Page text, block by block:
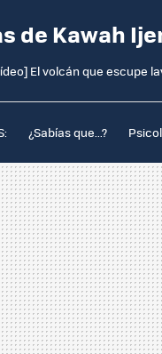
de Kawah
El volcán que escupe
¿Sabías que...?